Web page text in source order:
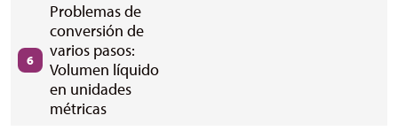
6
Problemas de
conversión de
varios pasos:
Volumen líquido
en unidades
métricas